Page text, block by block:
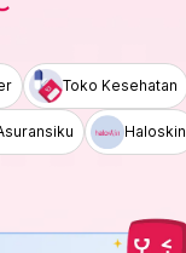
Toko Kesehatan
Haloskin